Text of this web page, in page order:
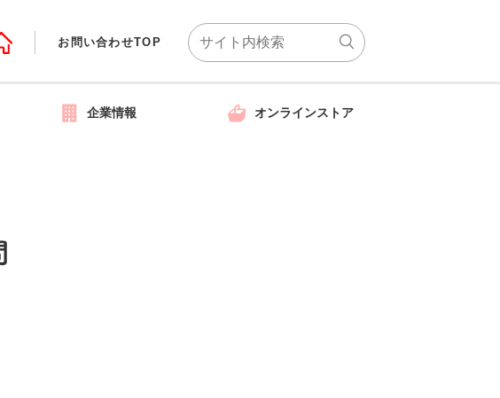
お問い合わせTOP
企業情報 オンラインストア